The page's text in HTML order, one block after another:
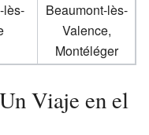
Beaumont-lès-
Valence,
Montéléger
Viaje en el